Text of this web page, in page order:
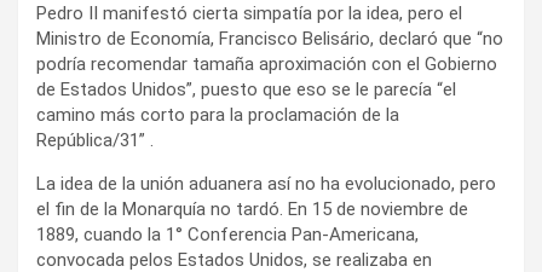
Pedro II manifestó cierta simpatía por la idea, pero el
Ministro de Economía, Francisco Belisário, declaró que “no
podría recomendar tamaña aproximación con el Gobierno
de Estados Unidos”, puesto que eso se le parecía “el
camino más corto para la proclamación de la
República/31” .
La idea de la unión aduanera así no ha evolucionado, pero
el fin de la Monarquía no tardó. En 15 de noviembre de
1889, cuando la 1° Conferencia Pan-Americana,
convocada pelos Estados Unidos, se realizaba en